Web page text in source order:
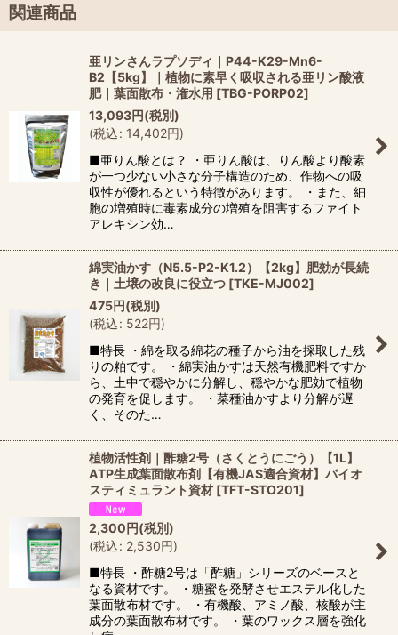
関連商品
亜リンさんラプソディ｜P44-K29-Mn6-
B2【5kg】｜植物に素早く吸収される亜リン酸液
肥｜葉面散布・潅水用 [TBG-PORP02]
13,093円(税別)
(税込: 14,402円)
■亜りん酸とは？ ・亜りん酸は、りん酸より酸素
が一つ少ない小さな分子構造のため、作物への吸
収性が優れるという特徴があります。 ・また、細
胞の増殖時に毒素成分の増殖を阻害するファイト
アレキシン効…
綿実油かす（N5.5-P2-K1.2）【2kg】肥効が長続
き｜土壌の改良に役立つ [TKE-MJ002]
475円(税別)
(税込: 522円)
■特長 ・綿を取る綿花の種子から油を採取した残
りの粕です。 ・綿実油かすは天然有機肥料ですか
ら、土中で穏やかに分解し、穏やかな肥効で植物
の発育を促します。 ・菜種油かすより分解が遅
く、そのた…
植物活性剤｜酢糖2号（さくとうにごう）【1L】
ATP生成葉面散布剤【有機JAS適合資材】バイオ
スティミュラント資材 [TFT-STO201]
2,300円(税別)
(税込: 2,530円)
■特長 ・酢糖2号は「酢糖」シリーズのベースと
なる資材です。 ・糖蜜を発酵させエステル化した
葉面散布材です。 ・有機酸、アミノ酸、核酸が主
成分の葉面散布材です。 ・葉のワックス層を強化